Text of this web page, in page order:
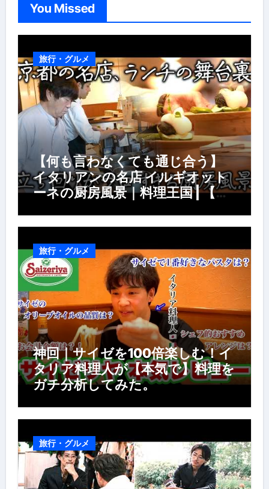
You Missed
旅行・グルメ
【何も言わなくても通じ合う】
イタリアンの名店 イルギオット
ーネの厨房風景｜料理王国 | 【厨
風景】
旅行・グルメ
神回｜サイゼを100倍楽しむ！イ
タリア料理人が【本気で】料理を
ガチ分析してみた。
旅行・グルメ